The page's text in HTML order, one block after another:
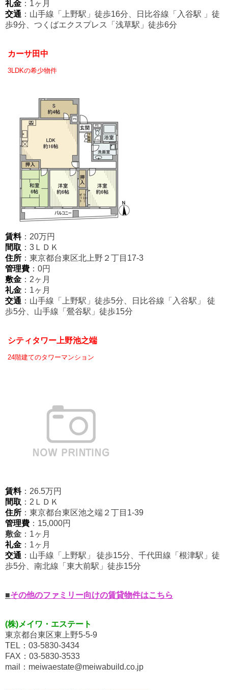
礼金 ：1ヶ月
交通 ：山手線「上野駅」徒歩16分、日比谷線「入谷駅 」 徒
歩9分、つくばエクスプレス「浅草駅」徒歩6分
カーサ田中
3LDKの希少物件
賃料：20万円
間取 ：3ＬＤＫ
住所 ：東京都台東区北上野２丁目17-3
管理費 ：0円
敷金 ：2ヶ月
礼金 ：1ヶ月
交通 ：山手線「上野駅」徒歩5分、日比谷線「入谷駅 」
徒
歩5分、山手線「鶯谷駅」徒歩15分
シティタワー上野池之端
24階建てのタワーマンション
賃料：26.5万円
間取 ：2ＬＤＫ
住所 ：東京都台東区池之端２丁目1-39
管理費 ：15,000円
敷金 ：1ヶ月
礼金 ：1ヶ月
交通 ：山手線「上野駅 」
徒歩15分、千代田線「根津駅」徒
歩5分、南北線「東大前駅」徒歩15分
■その他のファミリー向けの賃貸物件はこちら
(株)メイワ・エステート
東京都台東区東上野5-5-9
TEL：03-5830-3434
FAX：03-5830-3533
mail：meiwaestate@meiwabuild.co.jp